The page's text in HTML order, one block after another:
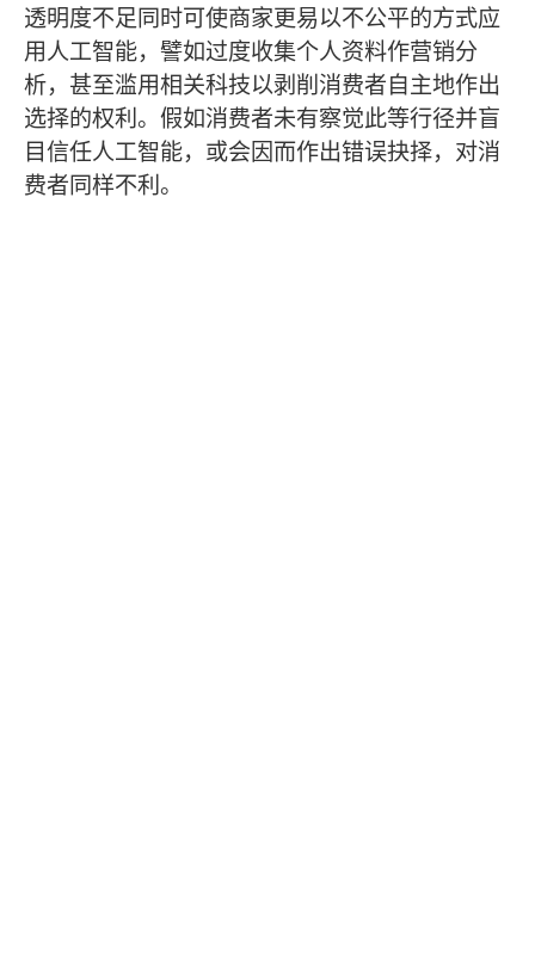
透明度不足同时可使商家更易以不公平的方式应
用人工智能，譬如过度收集个人资料作营销分
析，甚至滥用相关科技以剥削消费者自主地作出
选择的权利。假如消费者未有察觉此等行径并盲
目信任人工智能，或会因而作出错误抉择，对消
费者同样不利。